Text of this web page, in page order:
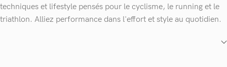
techniques et lifestyle pensés pour le cyclisme, le running et le
triathlon. Alliez performance dans l'effort et style au quotidien.